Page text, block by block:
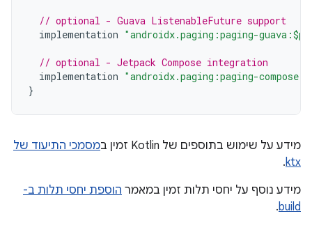
// optional - Guava ListenableFuture support
implementation "androidx.paging:paging-
// optional - Jetpack Compose integration
implementation "androidx.paging:paging-
}
מידע על שימוש בתוספים של Kotlin זמין ב
מסמכי התיעוד של
ktx
.
מידע נוסף על יחסי תלות זמין במאמר הוספת יחסי תלות ב-
build
.